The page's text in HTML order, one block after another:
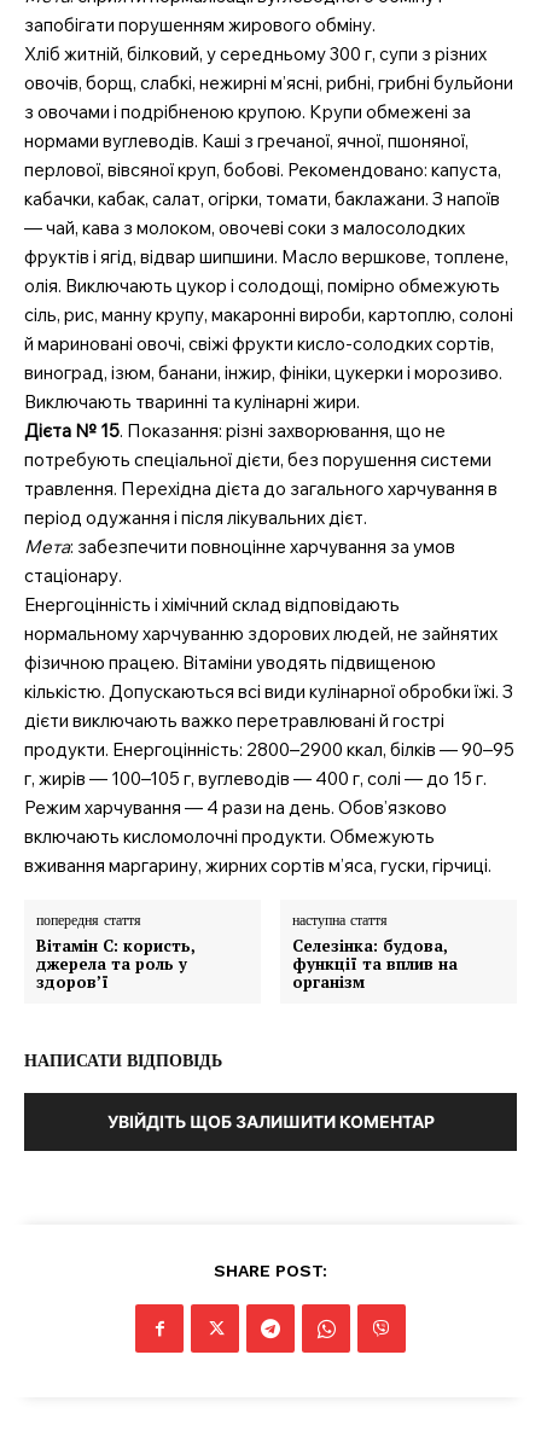
SUBSCRIBE NOW
Company
Про нас
Контакти
Підписка
Мій акаунт
Медичні книги
запобігати порушенням жирового обміну.
Хліб житній, білковий, у середньому 300 г, супи з різних
овочів, борщ, слабкі, нежирні м’ясні, рибні, грибні бульйони
з овочами і подрібненою крупою. Крупи обмежені за
нормами вуглеводів. Каші з гречаної, ячної, пшоняної,
перлової, вівсяної круп, бобові. Рекомендовано: капуста,
кабачки, кабак, салат, огірки, томати, баклажани. З напоїв
— чай, кава з молоком, овочеві соки з малосолодких
фруктів і ягід, відвар шипшини. Масло вершкове, топлене,
олія. Виключають цукор і солодощі, помірно обмежують
сіль, рис, манну крупу, макаронні вироби, картоплю, солоні
й мариновані овочі, свіжі фрукти кисло-солодких сортів,
виноград, ізюм, банани, інжир, фініки, цукерки і морозиво.
Виключають тваринні та кулінарні жири.
Дієта № 15. Показання: різні захворювання, що не
потребують спеціальної дієти, без порушення системи
травлення. Перехідна дієта до загального харчування в
період одужання і після лікувальних дієт.
Мета: забезпечити повноцінне харчування за умов
стаціонару.
Енергоцінність і хімічний склад відповідають
нормальному харчуванню здорових людей, не зайнятих
фізичною працею. Вітаміни уводять підвищеною
кількістю. Допускаються всі види кулінарної обробки їжі. З
дієти виключають важко перетравлювані й гострі
продукти. Енергоцінність: 2800–2900 ккал, білків — 90–95
г, жирів — 100–105 г, вуглеводів — 400 г, солі — до 15 г.
Режим харчування — 4 рази на день. Обов’язково
включають кисломолочні продукти. Обмежують
вживання маргарину, жирних сортів м’яса, гуски, гірчиці.
попередня стаття
Вітамін C: користь,
джерела та роль у
здоров’ї
наступна стаття
Селезінка: будова,
функції та вплив на
організм
НАПИСАТИ ВІДПОВІДЬ
УВІЙДІТЬ ЩОБ ЗАЛИШИТИ КОМЕНТАР
SHARE POST: